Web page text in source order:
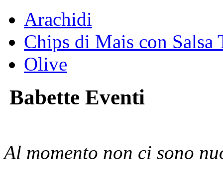
Arachidi
Chips di Mais con Salsa
Olive
Babette Eventi
Al momento non ci sono